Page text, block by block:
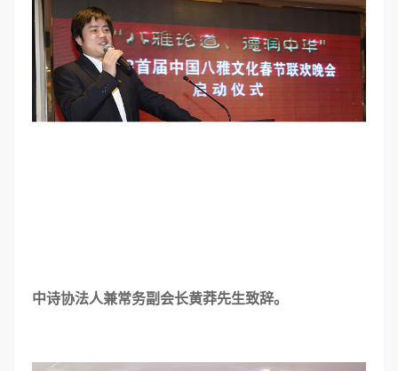
中诗协法人兼常务副会长黄莽先生致辞。